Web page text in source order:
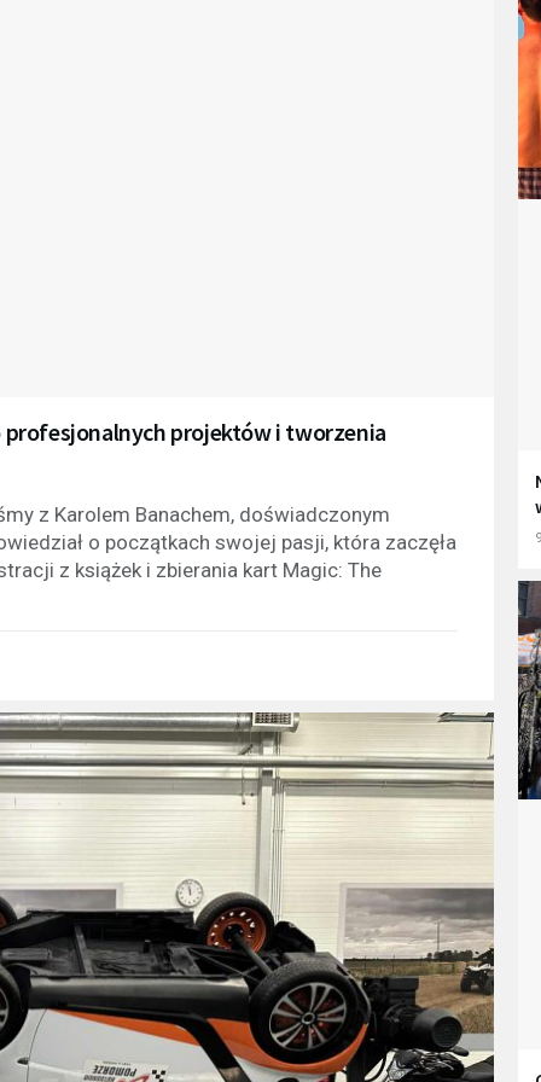
profesjonalnych projektów i tworzenia
z Karolem Banachem, doświadczonym
o początkach swojej pasji, która zaczęła
z książek i zbierania kart Magic: The